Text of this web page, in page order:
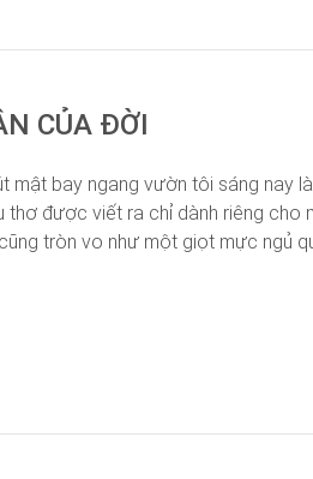
CỦA ĐỜI
mật bay ngang vườn tôi sáng nay
thơ được viết ra chỉ dành riêng
tròn vo như một giọt mực ngủ